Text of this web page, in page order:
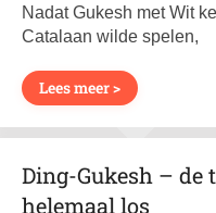
Nadat Gukesh met Wit
Catalaan wilde spelen,
Lees meer >
Ding-Gukesh –
helemaal los